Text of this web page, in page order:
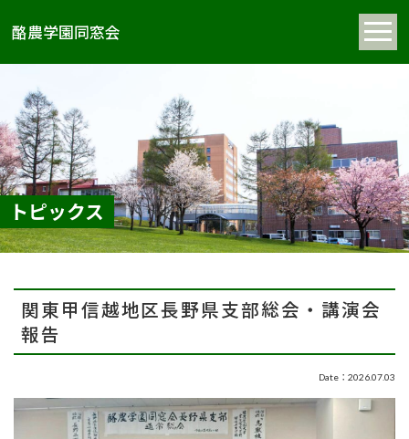
酪農学園同窓会
トピックス
関東甲信越地区長野県支部総会・講演会
報告
Date：2026.07.03